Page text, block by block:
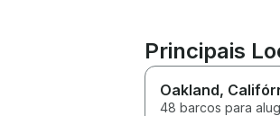
Principais
Oakland,
48 barcos para